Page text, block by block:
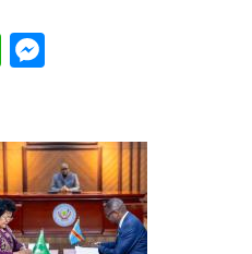
W
h
sA
p
p
n
ge
r